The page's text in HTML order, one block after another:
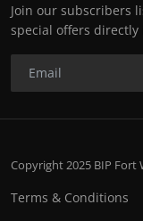
Join our subscribers
special offers
Copyright 2025 BIP Fort
Terms & Conditions